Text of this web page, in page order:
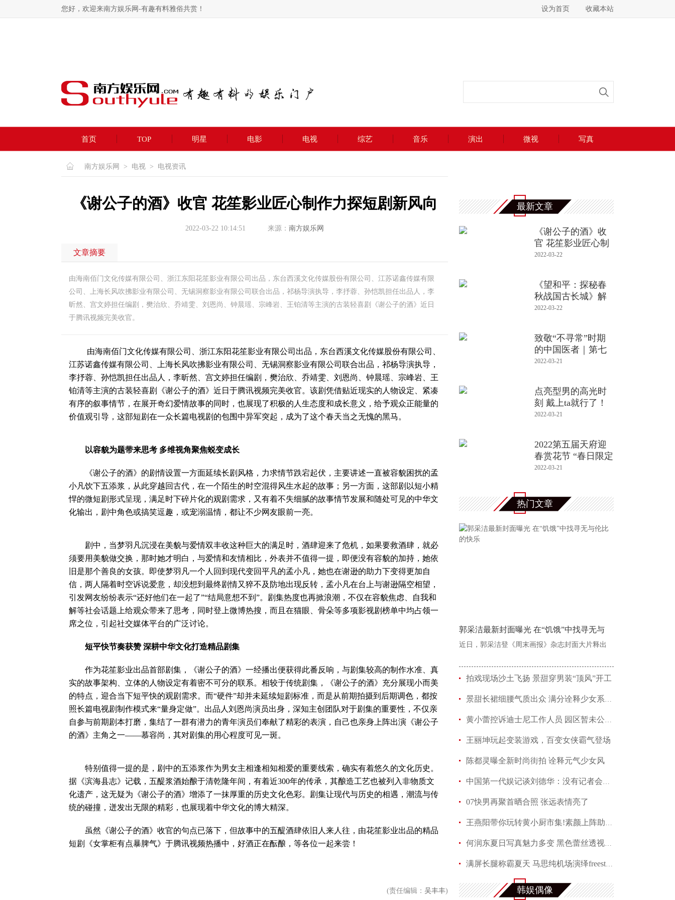
您好，欢迎来南方娱乐网-有趣有料雅俗共赏！ 设为首页 收藏本站
首页 TOP 明星 电影 电视 综艺 音乐 演出 微视 写真
南方娱乐网 > 电视 > 电视资讯
《谢公子的酒》收官 花笙影业匠心制作力探短剧新风向
2022-03-22 10:14:51 来源： 南方娱乐网
文章摘要
由海南佰门文化传媒有限公司、浙江东阳花笙影业有限公司出品，东台西溪文化传媒股份有限公司、江苏诺鑫传媒有限
公司、上海长风吹拂影业有限公司、无锡洞察影业有限公司联合出品，祁杨导演执导，李抒蓉、孙恺凯担任出品人，李
昕然、宫文婷担任编剧，樊治欣、乔靖雯、刘恩尚、钟晨瑶、宗峰岩、王铂清等主演的古装轻喜剧《谢公子的酒》近日
于腾讯视频完美收官。
由海南佰门文化传媒有限公司、浙江东阳花笙影业有限公司出品，东台西溪文化传媒股份有限公司、
江苏诺鑫传媒有限公司、上海长风吹拂影业有限公司、无锡洞察影业有限公司联合出品，祁杨导演执导，
李抒蓉、孙恺凯担任出品人，李昕然、宫文婷担任编剧，樊治欣、乔靖雯、刘恩尚、钟晨瑶、宗峰岩、王
铂清等主演的古装轻喜剧《谢公子的酒》近日于腾讯视频完美收官。该剧凭借贴近现实的人物设定、紧凑
有序的叙事情节，在展开奇幻爱情故事的同时，也展现了积极的人生态度和成长意义，给予观众正能量的
价值观引导，这部短剧在一众长篇电视剧的包围中异军突起，成为了这个春天当之无愧的黑马。
以容貌为题带来思考 多维视角聚焦蜕变成长
《谢公子的酒》的剧情设置一方面延续长剧风格，力求情节跌宕起伏，主要讲述一直被容貌困扰的孟
小凡饮下五添浆，从此穿越回古代，在一个陌生的时空混得风生水起的故事；另一方面，这部剧以短小精
悍的微短剧形式呈现，满足时下碎片化的观剧需求，又有着不失细腻的故事情节发展和随处可见的中华文
化输出，剧中角色或搞笑逗趣，或宠溺温情，都让不少网友眼前一亮。
剧中，当梦羽凡沉浸在美貌与爱情双丰收这种巨大的满足时，酒肆迎来了危机，如果要救酒肆，就必
须要用美貌做交换，那时她才明白，与爱情和友情相比，外表并不值得一提，即便没有容貌的加持，她依
旧是那个善良的女孩。即使梦羽凡一个人回到现代变回平凡的孟小凡，她也在谢逊的助力下变得更加自
信，两人隔着时空诉说爱意，却没想到最终剧情又猝不及防地出现反转，孟小凡在台上与谢逊隔空相望，
引发网友纷纷表示“还好他们在一起了”“结局意想不到”。剧集热度也再掀浪潮，不仅在容貌焦虑、自我和
解等社会话题上给观众带来了思考，同时登上微博热搜，而且在猫眼、骨朵等多项影视剧榜单中均占领一
席之位，引起社交媒体平台的广泛讨论。
短平快节奏获赞 深耕中华文化打造精品剧集
作为花笙影业出品首部剧集，《谢公子的酒》一经播出便获得此番反响，与剧集较高的制作水准、真
实的故事架构、立体的人物设定有着密不可分的联系。相较于传统剧集，《谢公子的酒》充分展现小而美
的特点，迎合当下短平快的观剧需求。而“硬件”却并未延续短剧标准，而是从前期拍摄到后期调色，都按
照长篇电视剧制作模式来“量身定做”。出品人刘恩尚演员出身，深知主创团队对于剧集的重要性，不仅亲
自参与前期剧本打磨，集结了一群有潜力的青年演员们奉献了精彩的表演，自己也亲身上阵出演《谢公子
的酒》主角之一——慕容尚，其对剧集的用心程度可见一斑。
特别值得一提的是，剧中的五添浆作为男女主相逢相知相爱的重要线索，确实有着悠久的文化历史。
据《滨海县志》记载，五醍浆酒始酿于清乾隆年间，有着近300年的传承，其酿造工艺也被列入非物质文
化遗产，这无疑为《谢公子的酒》增添了一抹厚重的历史文化色彩。剧集让现代与历史的相遇，潮流与传
统的碰撞，迸发出无限的精彩，也展现着中华文化的博大精深。
虽然《谢公子的酒》收官的句点已落下，但故事中的五醍酒肆依旧人来人往，由花笙影业出品的精品
短剧《女掌柜有点暴脾气》于腾讯视频热播中，好酒正在酝酿，等各位一起来尝！
(责任编辑： 吴丰丰)
最新文章
《谢公子的酒》收
官 花笙影业匠心制
作力探
2022-03-22
《望和平：探秘春
秋战国古长城》解
密长城始作
2022-03-22
致敬“不寻常”时期
的中国医者｜第七
届医学家
2022-03-21
点亮型男的高光时
刻 戴上ta就行了！
2022-03-21
2022第五届天府迎
春赏花节 “春日限定
最
2022-03-21
热门文章
郭采洁最新封面曝光 在“饥饿”中找寻无与
近日，郭采洁登《周末画报》杂志封面大片释出
拍戏现场沙土飞扬 景甜穿男装“顶风”开工
景甜长裙细腰气质出众 满分诠释少女系优雅
黄小蕾控诉迪士尼工作人员 园区暂未公开回应当事
王丽坤玩起变装游戏，百变女侠霸气登场
陈都灵曝全新时尚街拍 诠释元气少女风
中国第一代娱记谈刘德华：没有记者会不喜欢他
07快男再聚首晒合照 张远表情亮了
王燕阳带你玩转黄小厨市集!素颜上阵助力嫣然天使
何润东夏日写真魅力多变 黑色蕾丝透视西装性感吸
满屏长腿称霸夏天 马思纯机场演绎freestyle
赵芮曝全新写真 笑靥如花展现十足冻龄魅力
韩娱偶像